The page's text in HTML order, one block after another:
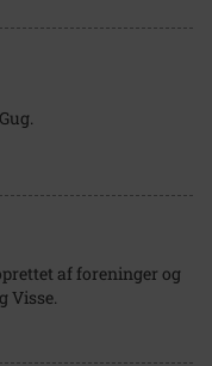
af foreninger og
Visse.